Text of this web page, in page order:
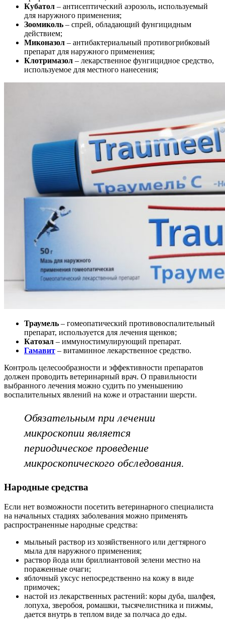
Кубатол – антисептический аэрозоль, используемый
для наружного применения;
Зоомиколь – спрей, обладающий фунгицидным
действием;
Миконазол – антибактериальный противогрибковый
препарат для наружного применения;
Клотримазол – лекарственное фунгицидное средство,
используемое для местного нанесения;
Траумель – гомеопатический противовоспалительный
препарат, используется для лечения щенков;
Катозал – иммуностимулирующий препарат.
Гамавит – витаминное лекарственное средство.
Контроль целесообразности и эффективности препаратов
должен проводить ветеринарный врач. О правильности
выбранного лечения можно судить по уменьшению
воспалительных явлений на коже и отрастании шерсти.
Обязательным при лечении
микроскопии является
периодическое проведение
микроскопического обследования.
Народные средства
Если нет возможности посетить ветеринарного специалиста
на начальных стадиях заболевания можно применять
распространенные народные средства:
мыльный раствор из хозяйственного или дегтярного
мыла для наружного применения;
раствор йода или бриллиантовой зелени местно на
пораженные очаги;
яблочный уксус непосредственно на кожу в виде
примочек;
настой из лекарственных растений: коры дуба, шалфея,
лопуха, зверобоя, ромашки, тысячелистника и пижмы,
дается внутрь в теплом виде за полчаса до еды.